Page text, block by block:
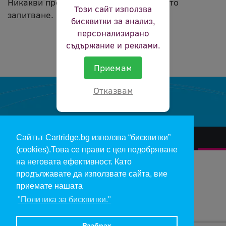
Сайтът Cartridge.bg използва “бисквитки”
(cookies).Това се прави с цел подобряване
на неговата ефективност. Като
продължавате да използвате сайта, вие
приемате нашата
"Политика за бисквитки."
запитване.
Този сайт използва
бисквитки за анализ,
персонализирано
съдържание и реклами.
Приемам
Отказвам
За нас Гаранции и рекламации Контакт Доставка
Отказ и връщане на продукти Общи условия за ползване
Изкупуване на празни касети
Цените в евро са изчислени по фиксирания курс 1 € = 1.95583 лв.